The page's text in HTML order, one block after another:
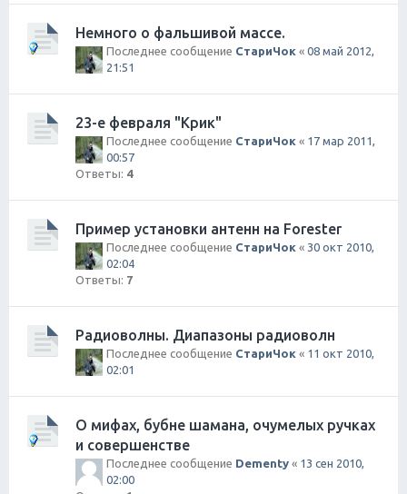
Немного о фальшивой массе.
Последнее сообщение СтариЧок « 08 май 2012,
21:51
23-е февраля "Крик"
Последнее сообщение СтариЧок « 17 мар 2011,
00:57
Ответы: 4
Пример установки антенн на Forester
Последнее сообщение СтариЧок « 30 окт 2010,
02:04
Ответы: 7
Радиоволны. Диапазоны радиоволн
Последнее сообщение СтариЧок « 11 окт 2010,
02:01
О мифах, бубне шамана, очумелых ручках
и совершенстве
Последнее сообщение Dementy « 13 сен 2010,
02:00